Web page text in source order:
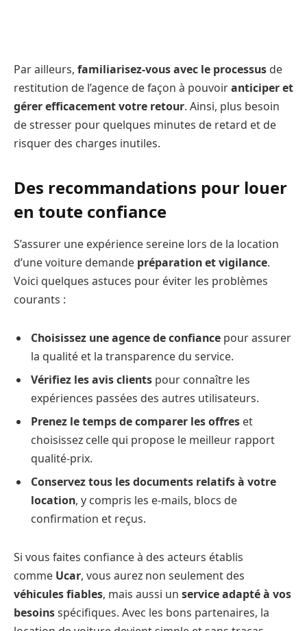
Par ailleurs, familiarisez-vous avec le processus de
restitution de l’agence de façon à pouvoiranticiper et
gérer efficacement votre retour. Ainsi, plus besoin
de stresser pour quelques minutes de retard et de
risquer des charges inutiles.
Des recommandations pour louer
en toute confiance
S’assurer une expérience sereine lors de la location
d’une voiture demande préparation et vigilance.
Voici quelques astuces pour éviter les problèmes
courants :
Choisissez une agence de confiance pour assurer
la qualité et la transparence du service.
Vérifiez les avis clients pour connaître les
expériences passées des autres utilisateurs.
Prenez le temps de comparer les offres et
choisissez celle qui propose le meilleur rapport
qualité-prix.
Conservez tous les documents relatifs à votre
location, y compris les e-mails, blocs de
confirmation et reçus.
Si vous faites confiance à des acteurs établis
comme Ucar, vous aurez non seulement des
véhicules fiables, mais aussi un service adapté à vos
besoinsspécifiques. Avec les bons partenaires, la